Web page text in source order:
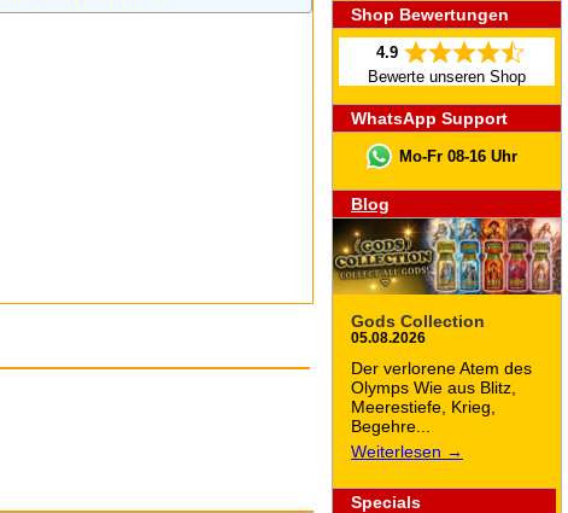
Shop Bewertungen
4.9
Bewerte unseren Shop
WhatsApp Support
Mo-Fr 08-16 Uhr
Blog
Gods Collection
05.08.2026
Der verlorene Atem des
Olymps Wie aus Blitz,
Meerestiefe, Krieg,
Begehre...
Weiterlesen →
Specials